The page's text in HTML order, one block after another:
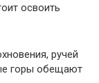
освоить
ручей
горы обещают